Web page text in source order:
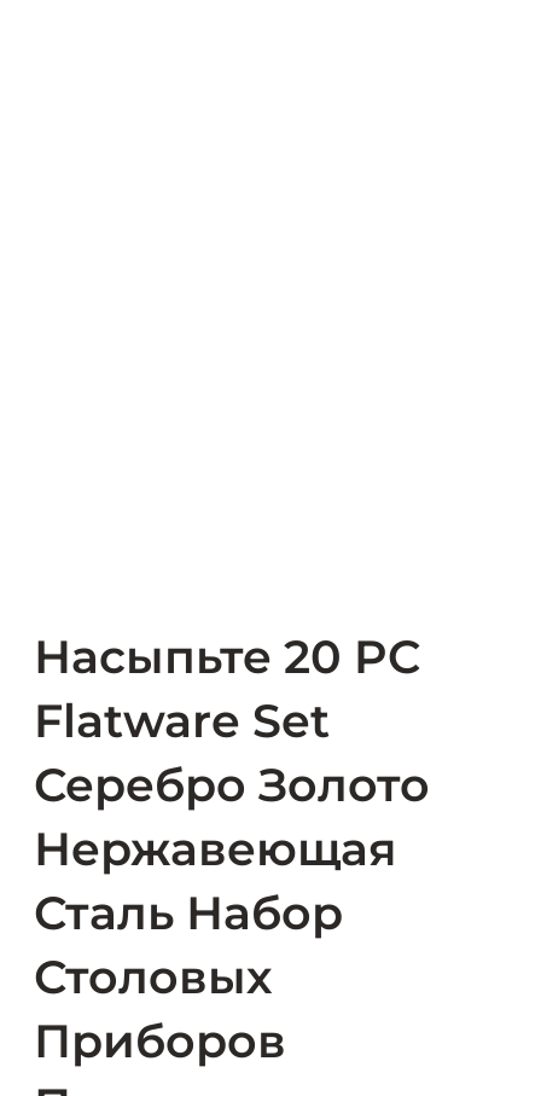
Насыпьте 20 PC
Flatware Set
Серебро Золото
Нержавеющая
Сталь Набор
Столовых
Приборов